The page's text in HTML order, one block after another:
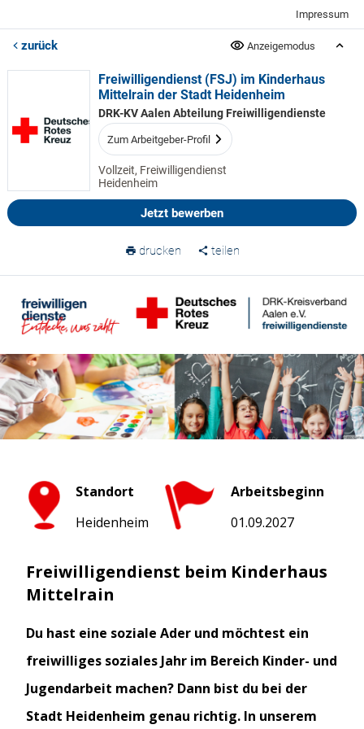
Impressum
zurück Anzeigemodus
Freiwilligendienst (FSJ) im Kinderhaus
Mittelrain der Stadt Heidenheim
DRK-KV Aalen Abteilung Freiwilligendienste
Zum Arbeitgeber-Profil
Vollzeit, Freiwilligendienst
Heidenheim
Jetzt bewerben
drucken teilen
Karte anzeigen